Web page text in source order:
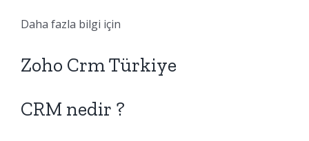
Daha fazla bilgi için
Zoho Crm Türkiye
CRM nedir ?